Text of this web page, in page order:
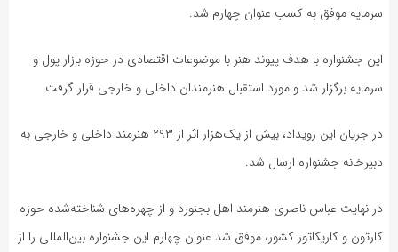
سرمایه موفق به کسب عنوان چهارم شد.
این جشنواره با هدف پیوند هنر با موضوعات اقتصادی در حوزه بازار پول و
سرمایه برگزار شد و مورد استقبال هنرمندان داخلی و خارجی قرار گرفت.
در جریان این رویداد، بیش از یک‌هزار اثر از ۲۹۳ هنرمند داخلی و خارجی به
دبیرخانه جشنواره ارسال شد.
در نهایت عباس ناصری هنرمند اهل بجنورد و از چهره‌های شناخته‌شده حوزه
کارتون و کاریکاتور کشور، موفق شد عنوان چهارم این جشنواره بین‌المللی را از